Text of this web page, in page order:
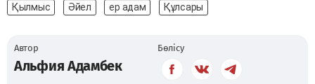
Қылмыс Әйел ер адам Құлсары
Автор
Альфия Адамбек
Бөлісу